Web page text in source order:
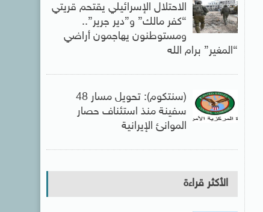
الاحتلال الإسرائيلي يقتحم قريتي
“كفر مالك” و”دير جرير”..
ومستوطنون يهاجمون أراضي
“المغير” برام الله
(سنتكوم): تحويل مسار 48
سفينة منذ استئناف حصار
الموانئ الإيرانية
الأكثر قراءة